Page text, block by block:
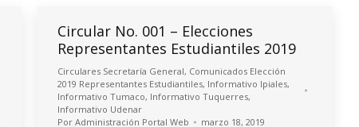
Circular No. 001 – Elecciones
Representantes Estudiantiles 2019
Circulares Secretaría General, Comunicados Elección
2019 Representantes Estudiantiles, Informativo Ipiales,
Informativo Tumaco, Informativo Tuquerres,
Informativo Udenar
Por Administración Portal Web marzo 18, 2019